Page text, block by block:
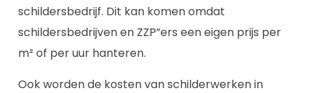
schildersbedrijf. Dit kan komen omdat
schildersbedrijven en ZZP”ers een eigen prijs per
m² of per uur hanteren.
Ook worden de kosten van schilderwerken in